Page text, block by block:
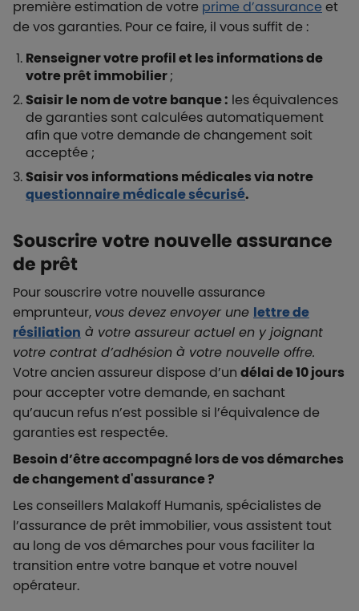
première estimation de votre prime d’assuranceet
de vos garanties. Pour ce faire, il vous suffit de :
Renseigner votre profil et les informations de
votre prêt immobilier;
Saisir le nom de votre banque : les équivalences
de garanties sont calculées automatiquement
afin que votre demande de changement soit
acceptée ;
Saisir vos informations médicales via notre
questionnaire médicale sécurisé.
Souscrire votre nouvelle assurance
de prêt
Pour souscrire votre nouvelle assurance
emprunteur, vous devez envoyer une lettre de
résiliation à votre assureur actuel en y joignant
votre contrat d’adhésion à votre nouvelle offre.
Votre ancien assureur dispose d’un délai de 10 jours
pour accepter votre demande, en sachant
qu’aucun refus n’est possible si l’équivalence de
garanties est respectée.
Besoin d’être accompagné lors de vos démarches
de changement d'assurance ?
Les conseillers Malakoff Humanis, spécialistes de
l’assurance de prêt immobilier, vous assistent tout
au long de vos démarches pour vous faciliter la
transition entre votre banque et votre nouvel
opérateur.